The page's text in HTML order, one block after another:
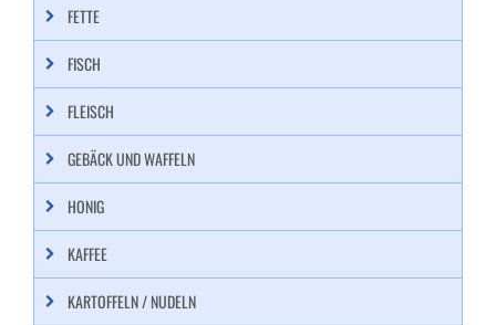
FETTE
FISCH
FLEISCH
GEBÄCK UND WAFFELN
HONIG
KAFFEE
KARTOFFELN / NUDELN